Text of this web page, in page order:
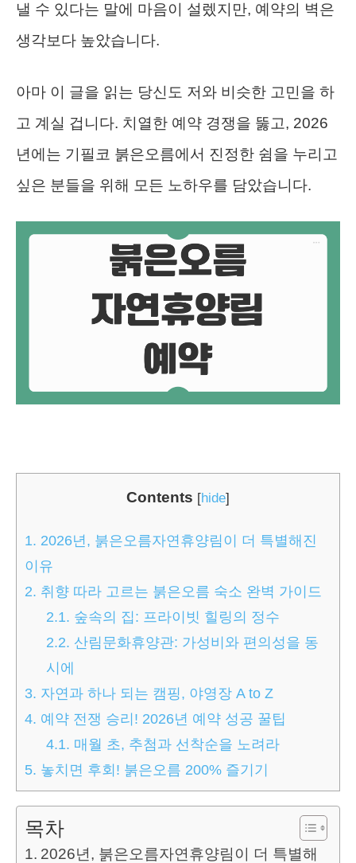
낼 수 있다는 말에 마음이 설렜지만, 예약의 벽은
생각보다 높았습니다.
아마 이 글을 읽는 당신도 저와 비슷한 고민을 하
고 계실 겁니다. 치열한 예약 경쟁을 뚫고, 2026
년에는 기필코 붉은오름에서 진정한 쉼을 누리고
싶은 분들을 위해 모든 노하우를 담았습니다.
Contents [hide]
1. 2026년, 붉은오름자연휴양림이 더 특별해진
이유
2. 취향 따라 고르는 붉은오름 숙소 완벽 가이드
2.1. 숲속의 집: 프라이빗 힐링의 정수
2.2. 산림문화휴양관: 가성비와 편의성을 동
시에
3. 자연과 하나 되는 캠핑, 야영장 A to Z
4. 예약 전쟁 승리! 2026년 예약 성공 꿀팁
4.1. 매월 초, 추첨과 선착순을 노려라
5. 놓치면 후회! 붉은오름 200% 즐기기
목차
2026년, 붉은오름자연휴양림이 더 특별해